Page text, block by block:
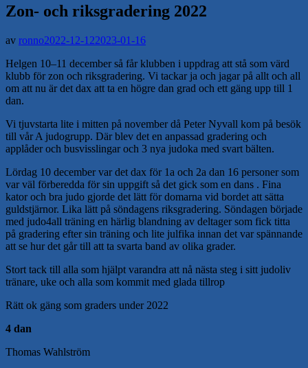
Zon- och riksgradering 2022
av ronno2022-12-122023-01-16
Helgen 10–11 december så får klubben i uppdrag att stå som värd
klubb för zon och riksgradering. Vi tackar ja och jagar på allt och all
om att nu är det dax att ta en högre dan grad och ett gäng upp till 1
dan.
Vi tjuvstarta lite i mitten på november då Peter Nyvall kom på besök
till vår A judogrupp. Där blev det en anpassad gradering och
applåder och busvisslingar och 3 nya judoka med svart bälten.
Lördag 10 december var det dax för 1a och 2a dan 16 personer som
var väl förberedda för sin uppgift så det gick som en dans . Fina
kator och bra judo gjorde det lätt för domarna vid bordet att sätta
guldstjärnor. Lika lätt på söndagens riksgradering. Söndagen började
med judo4all träning en härlig blandning av deltager som fick titta
på gradering efter sin träning och lite julfika innan det var spännande
att se hur det går till att ta svarta band av olika grader.
Stort tack till alla som hjälpt varandra att nå nästa steg i sitt judoliv
tränare, uke och alla som kommit med glada tillrop
Rätt ok gäng som graders under 2022
4 dan
Thomas Wahlström